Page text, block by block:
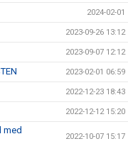
2024-02-01
2023-09-26 13:12
2023-09-07 12:12
2023-02-01 06:59
2022-12-23 18:43
2022-12-12 15:20
med
2022-10-07 15:17